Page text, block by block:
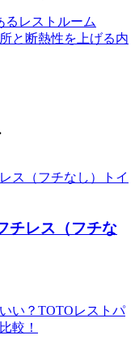
るレストルーム
と断熱性を上げる内
チレス（フチな